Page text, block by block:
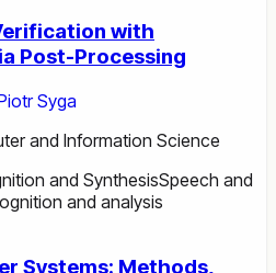
with
Post-Processing
Syga
and Information Science
and SynthesisSpeech and
and analysis
Systems: Methods,